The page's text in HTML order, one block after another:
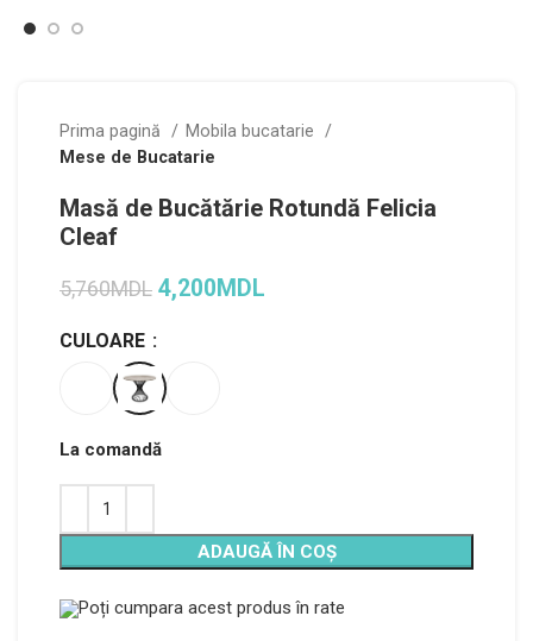
Prima pagină
Mobila bucatarie
Mese de Bucatarie
Masă de Bucătărie Rotundă Felicia
Cleaf
5,760MDL 4,200MDL
CULOARE
La comandă
ADAUGĂ ÎN COȘ
Alternative:
Poți cumpara acest produs în rate